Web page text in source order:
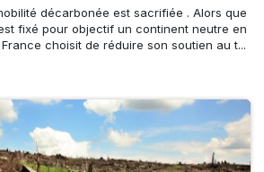
décarbonée est sacrifiée . Alors que
fixé pour objectif un continent neutre en
choisit de réduire son soutien au t...